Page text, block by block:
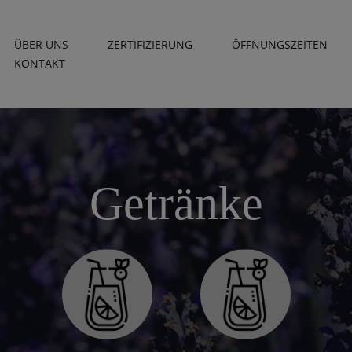
ÜBER UNS ZERTIFIZIERUNG
ÖFFNUNGSZEITEN
KONTAKT
Getränke